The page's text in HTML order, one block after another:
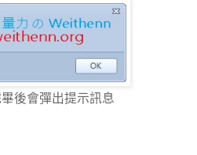
後會彈出提示訊息